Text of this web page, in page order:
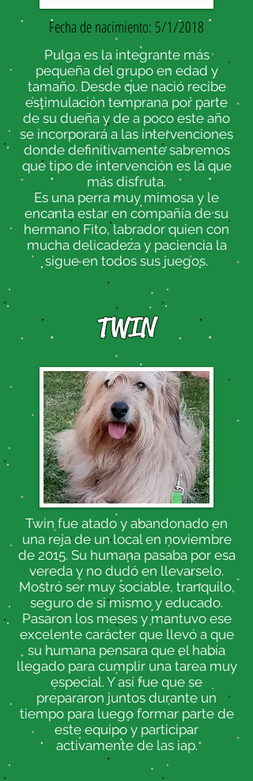
Fecha de nacimiento: 5/1/2018
Pulga es la integrante más
pequeña del grupo en edad y
tamaño. Desde que nació recibe
estimulación temprana por parte
de su dueña y de a poco este año
se incorporará a las intervenciones
donde definitivamente sabremos
que tipo de intervención es la que
más disfruta.
Es una perra muy mimosa y le
encanta estar en compañía de su
hermano Fito, labrador quien con
mucha delicadeza y paciencia la
sigue en todos sus juegos.
TWIN
Twin fue atado y abandonado en
una reja de un local en noviembre
de 2015. Su humana pasaba por esa
vereda y no dudó en llevarselo.
Mostró ser muy sociable, tranquilo,
seguro de si mismo y educado.
Pasaron los meses y mantuvo ese
excelente carácter que llevó a que
su humana pensara que el había
llegado para cumplir una tarea muy
especial. Y así fue que se
prepararon juntos durante un
tiempo para luego formar parte de
este equipo y participar
activamente de las iap.